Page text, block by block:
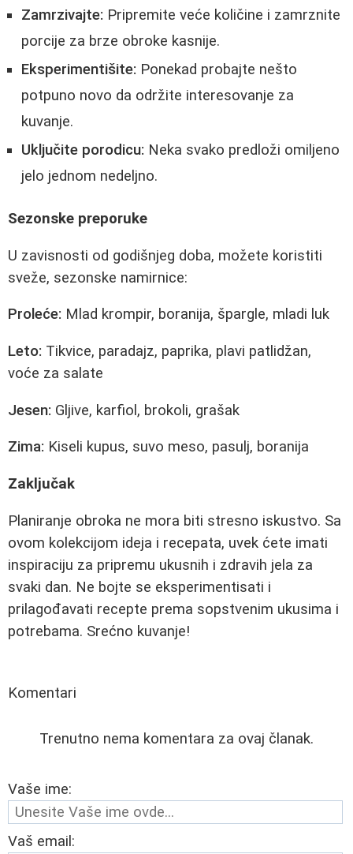
Zamrzivajte: Pripremite veće količine i zamrznite
porcije za brze obroke kasnije.
Eksperimentišite: Ponekad probajte nešto
potpuno novo da održite interesovanje za
kuvanje.
Uključite porodicu: Neka svako predloži omiljeno
jelo jednom nedeljno.
Sezonske preporuke
U zavisnosti od godišnjeg doba, možete koristiti
sveže, sezonske namirnice:
Proleće: Mlad krompir, boranija, špargle, mladi luk
Leto: Tikvice, paradajz, paprika, plavi patlidžan,
voće za salate
Jesen: Gljive, karfiol, brokoli, grašak
Zima: Kiseli kupus, suvo meso, pasulj, boranija
Zaključak
Planiranje obroka ne mora biti stresno iskustvo. Sa
ovom kolekcijom ideja i recepata, uvek ćete imati
inspiraciju za pripremu ukusnih i zdravih jela za
svaki dan. Ne bojte se eksperimentisati i
prilagođavati recepte prema sopstvenim ukusima i
potrebama. Srećno kuvanje!
Komentari
Trenutno nema komentara za ovaj članak.
Vaše ime:
Vaš email: